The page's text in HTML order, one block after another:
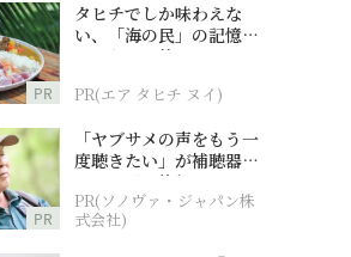
PR
タヒチでしか味わえな
い、「海の民」の記憶へ
とつながる旅
PR(エア タヒチ ヌイ)
PR
「ヤブサメの声をもう一
度聴きたい」が補聴器チ
ャレンジの後押しに
PR(ソノヴァ・ジャパン株
式会社)